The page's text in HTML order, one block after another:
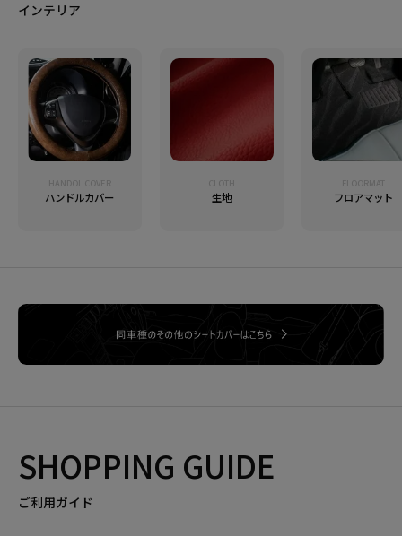
インテリア
HANDOL COVER
ハンドルカバー
CLOTH
生地
FLOORMAT
フロアマット
SHOPPING GUIDE
ご利用ガイド